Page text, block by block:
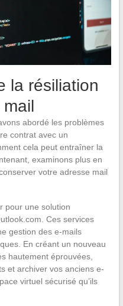
la résiliation
abordé les problèmes
contrat avec un
cela peut entraîner la
examinons plus en
votre adresse mail
pour une solution
Ces services
gestion des e-mails
En créant un nouveau
hautement éprouvées,
et archiver vos anciens e-
virtuel sécurisé qu’ils